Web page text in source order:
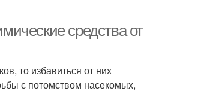
средства от
то избавиться от них
с потомством насекомых,